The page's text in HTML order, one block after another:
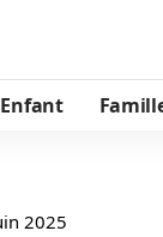
Enfant
2025